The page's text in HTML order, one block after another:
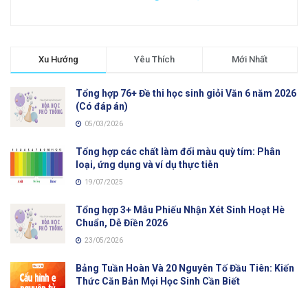
Xu Hướng Yêu Thích Mới Nhất
Tổng hợp 76+ Đề thi học sinh giỏi Văn 6 năm 2026
(Có đáp án)
05/03/2026
Tổng hợp các chất làm đổi màu quỳ tím: Phân
loại, ứng dụng và ví dụ thực tiễn
19/07/2025
Tổng hợp 3+ Mẫu Phiếu Nhận Xét Sinh Hoạt Hè
Chuẩn, Dễ Điền 2026
23/05/2026
Bảng Tuần Hoàn Và 20 Nguyên Tố Đầu Tiên: Kiến
Thức Căn Bản Mọi Học Sinh Cần Biết